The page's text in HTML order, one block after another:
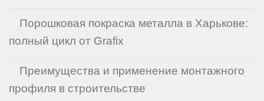
Порошковая покраска металла в Харькове:
полный цикл от Grafix
Преимущества и применение монтажного
профиля в строительстве